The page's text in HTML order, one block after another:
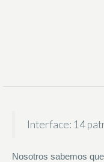
Interface: 14
Nosotros sabemos